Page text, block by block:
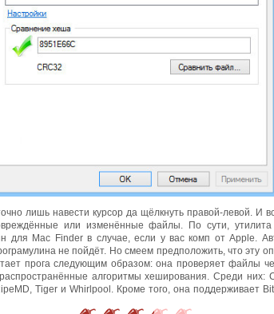
лишь навести курсор да щёлкнуть правой-левой. И
или изменённые файлы. По сути,
для Mac Finder в случае, если у вас комп от Apple.
не пойдёт. Но смеем предположить, что эту
прога следующим образом: она проверяет файлы
алгоритмы хеширования. Среди них:
Tiger и Whirlpool. Кроме того, она поддерживает